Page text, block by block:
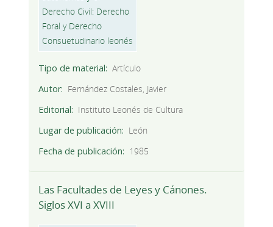
Tipo de material
Artículo
Autor
Fernández Costales, Javier
Editorial
Instituto Leonés de Cultura
Lugar de publicación
León
Fecha de publicación
1985
Las Facultades de Leyes y Cánones.
Siglos XVI a XVIII